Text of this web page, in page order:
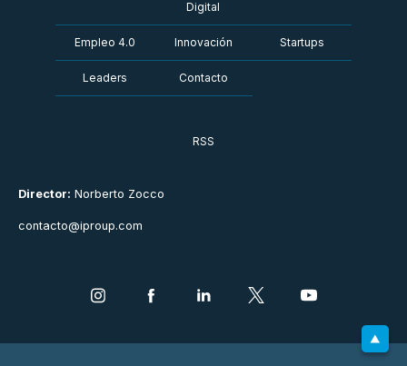
Director: Norberto Zocco
contacto@iproup.com
Digital
Empleo 4.0 Innovación Startups
Leaders Contacto
RSS